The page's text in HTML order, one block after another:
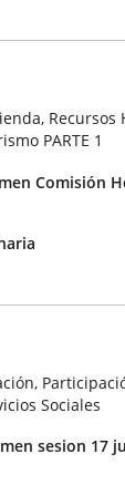
aplicación
Recursos
PARTE 1
Comisión
aplicación
Sociales
sesion 17